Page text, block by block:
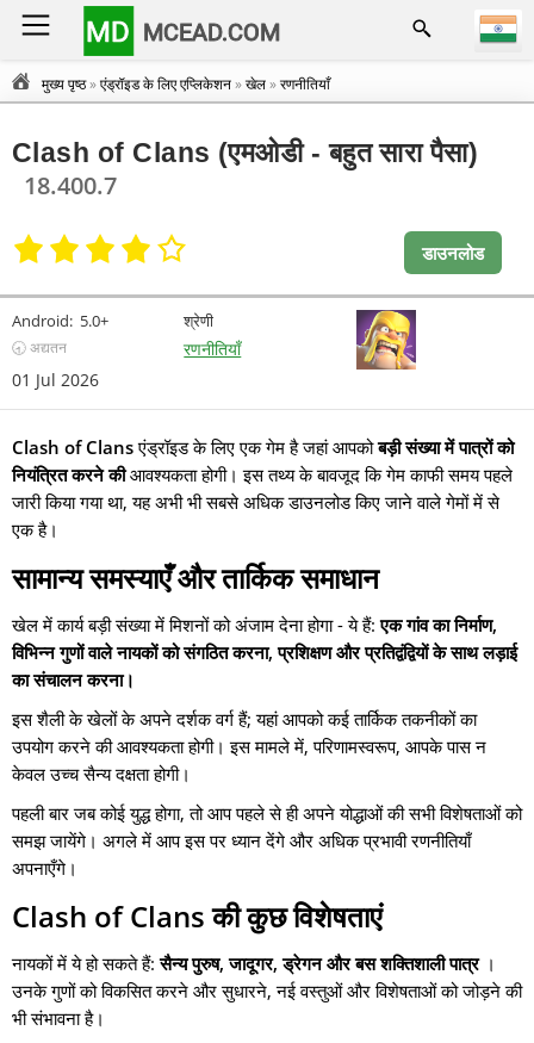
MD MCEAD.COM
मुख्य पृष्ठ»एंड्रॉइड के लिए एप्लिकेशन»खेल»रणनीतियाँ
Clash of Clans (एमओडी - बहुत सारा पैसा)
18.400.7
डाउनलोड
Android: 5.0+
🕣 अद्यतन
01 Jul 2026
श्रेणी
रणनीतियाँ
Clash of Clansएंड्रॉइड के लिए एक गेम है जहां आपकोबड़ी संख्या में पात्रों को
नियंत्रित करने कीआवश्यकता होगी। इस तथ्य के बावजूद कि गेम काफी समय पहले
जारी किया गया था, यह अभी भी सबसे अधिक डाउनलोड किए जाने वाले गेमों में से
एक है।
सामान्य समस्याएँ और तार्किक समाधान
खेल में कार्य बड़ी संख्या में मिशनों को अंजाम देना होगा - ये हैं:एक गांव का निर्माण,
विभिन्न गुणों वाले नायकों को संगठित करना, प्रशिक्षण और प्रतिद्वंद्वियों के साथ लड़ाई
का संचालन करना।
इस शैली के खेलों के अपने दर्शक वर्ग हैं; यहां आपको कई तार्किक तकनीकों का
उपयोग करने की आवश्यकता होगी। इस मामले में, परिणामस्वरूप, आपके पास न
केवल उच्च सैन्य दक्षता होगी।
पहली बार जब कोई युद्ध होगा, तो आप पहले से ही अपने योद्धाओं की सभी विशेषताओं को
समझ जायेंगे। अगले में आप इस पर ध्यान देंगे और अधिक प्रभावी रणनीतियाँ
अपनाएँगे।
Clash of Clansकी कुछ विशेषताएं
नायकों में ये हो सकते हैं:सैन्य पुरुष, जादूगर, ड्रेगन और बस शक्तिशाली पात्र।
उनके गुणों को विकसित करने और सुधारने, नई वस्तुओं और विशेषताओं को जोड़ने की
भी संभावना है।